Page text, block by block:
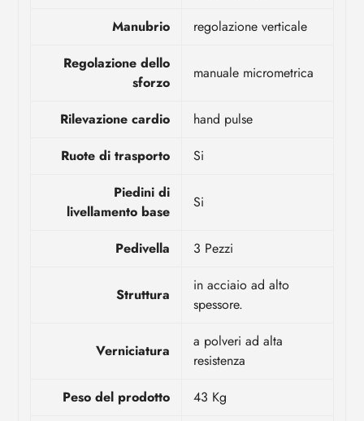
Manubrio
regolazione verticale
Regolazione dello
sforzo
manuale micrometrica
Rilevazione cardio
hand pulse
Ruote di trasporto
Si
Piedini di
livellamento base
Si
Pedivella 3 Pezzi
Struttura
in acciaio ad alto
spessore.
Verniciatura
a polveri ad alta
resistenza
Peso del prodotto
43 Kg